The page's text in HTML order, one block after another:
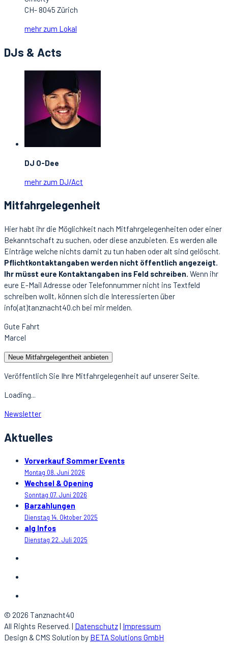
CH- 8045 Zürich
mehr zum Lokal
DJs & Acts
DJ O-Dee
mehr zum DJ/Act
Mitfahrgelegenheit
Hier habt ihr die Möglichkeit nach Mitfahrgelegenheiten oder einer
Bekanntschaft zu suchen, oder diese anzubieten. Es werden alle
Einträge welche nichts damit zu tun haben oder alt sind gelöscht.
Pflichtkontaktangaben werden nicht öffentlich angezeigt.
Ihr müsst eure Kontaktangaben ins Feld schreiben. Wenn ihr
eure E-Mail Adresse oder Telefonnummer nicht ins Textfeld
schreiben wollt, können sich die Interessierten über
info(at)tanznacht40.ch bei mir melden.
Gute Fahrt
Marcel
Neue Mitfahrgelegentheit anbieten
Veröffentlich Sie Ihre Mitfahrgelegenheit auf unserer Seite.
Loading...
Newsletter
Aktuelles
Vorverkauf Sommer Events
Montag 08. Juni 2026
Wechsel & Opening
Sonntag 07. Juni 2026
Barzahlungen
Dienstag 14. Oktober 2025
alg Infos
Dienstag 22. Juli 2025
© 2026 Tanznacht40
All Rights Reserved. | Datenschutz Impressum
Design & CMS Solution by BETA Solutions GmbH